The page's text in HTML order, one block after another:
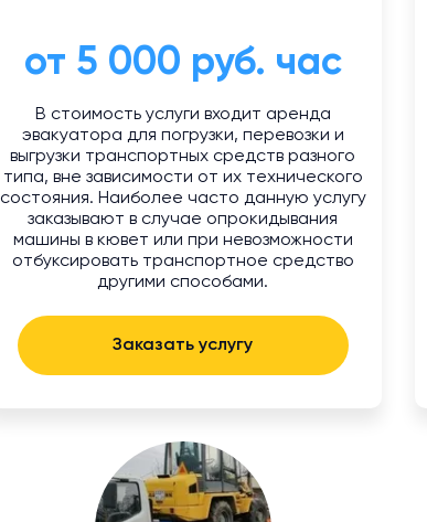
от 5 000 руб. час
В стоимость услуги входит аренда
эвакуатора для погрузки, перевозки и
выгрузки транспортных средств разного
типа, вне зависимости от их технического
состояния. Наиболее часто данную услугу
заказывают в случае опрокидывания
машины в кювет или при невозможности
отбуксировать транспортное средство
другими способами.
Заказать услугу